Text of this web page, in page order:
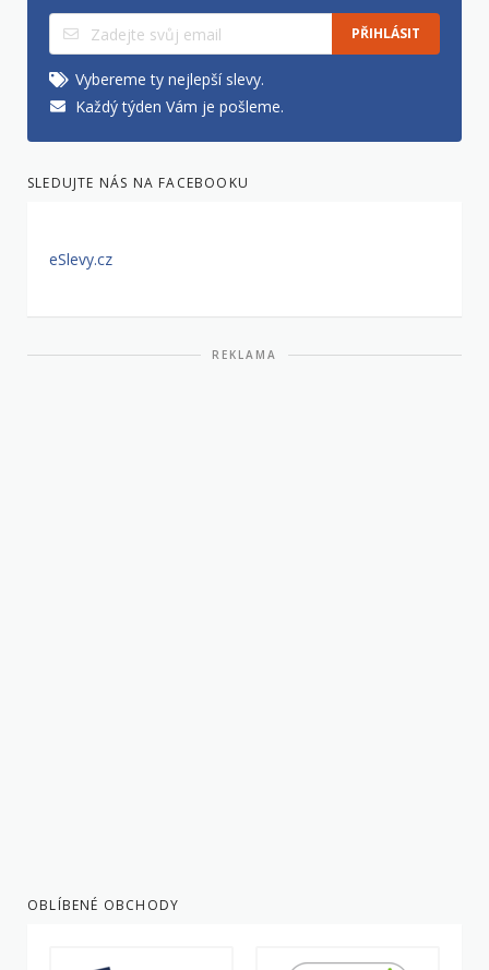
PŘIHLÁSIT
Vybereme ty nejlepší slevy.
Každý týden Vám je pošleme.
SLEDUJTE NÁS NA FACEBOOKU
eSlevy.cz
REKLAMA
OBLÍBENÉ OBCHODY